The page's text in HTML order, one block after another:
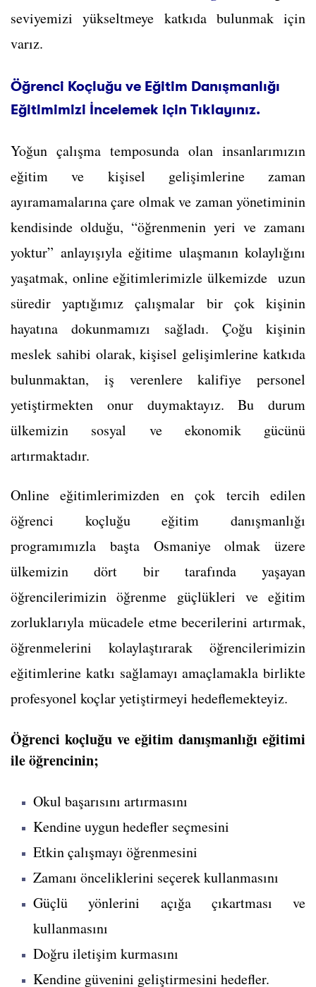
seviyemizi yükseltmeye katkıda bulunmak için
varız.
Öğrenci Koçluğu ve Eğitim Danışmanlığı
Eğitimimizi İncelemek için Tıklayınız.
Yoğun çalışma temposunda olan insanlarımızın
eğitim ve kişisel gelişimlerine zaman
ayıramamalarına çare olmak ve zaman yönetiminin
kendisinde olduğu, “öğrenmenin yeri ve zamanı
yoktur” anlayışıyla eğitime ulaşmanın kolaylığını
yaşatmak, online eğitimlerimizle ülkemizde uzun
süredir yaptığımız çalışmalar bir çok kişinin
hayatına dokunmamızı sağladı. Çoğu kişinin
meslek sahibi olarak, kişisel gelişimlerine katkıda
bulunmaktan, iş verenlere kalifiye personel
yetiştirmekten onur duymaktayız. Bu durum
ülkemizin sosyal ve ekonomik gücünü
artırmaktadır.
Online eğitimlerimizden en çok tercih edilen
öğrenci koçluğu eğitim danışmanlığı
programımızla başta Osmaniye olmak üzere
ülkemizin dört bir tarafında yaşayan
öğrencilerimizin öğrenme güçlükleri ve eğitim
zorluklarıyla mücadele etme becerilerini artırmak,
öğrenmelerini kolaylaştırarak öğrencilerimizin
eğitimlerine katkı sağlamayı amaçlamakla birlikte
profesyonel koçlar yetiştirmeyi hedeflemekteyiz.
Öğrenci koçluğu ve eğitim danışmanlığı eğitimi
ile öğrencinin;
Okul başarısını artırmasını
Kendine uygun hedefler seçmesini
Etkin çalışmayı öğrenmesini
Zamanı önceliklerini seçerek kullanmasını
Güçlü yönlerini açığa çıkartması ve
kullanmasını
Doğru iletişim kurmasını
Kendine güvenini geliştirmesini hedefler.